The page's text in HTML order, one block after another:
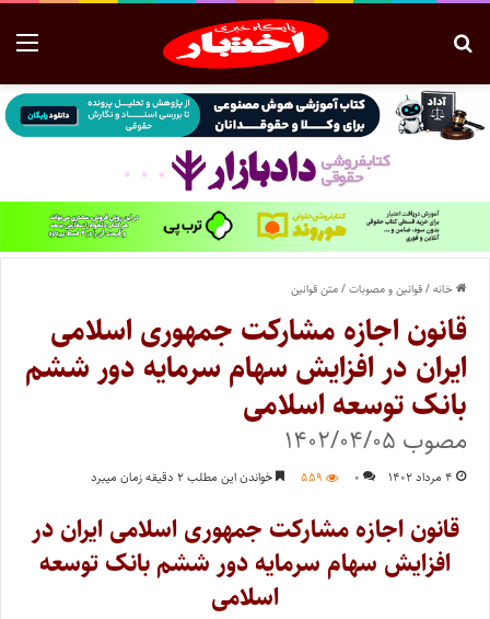
خانه/قوانین و مصوبات/متن قوانین
قانون اجازه مشارکت جمهوری اسلامی
ایران در افزایش سهام سرمایه دور ششم
بانک توسعه اسلامی
مصوب ۱۴۰۲/۰۴/۰۵
۴ مرداد ۱۴۰۲ ۰ ۵۵۹ خواندن این مطلب ۲ دقیقه زمان میبرد
قانون اجازه مشارکت جمهوری اسلامی ایران در
افزایش سهام سرمایه دور ششم بانک توسعه
اسلامی